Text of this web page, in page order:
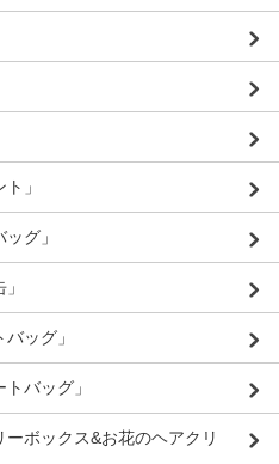
」
グ」
ッグ」
バッグ」
ボックス&お花のヘアクリ